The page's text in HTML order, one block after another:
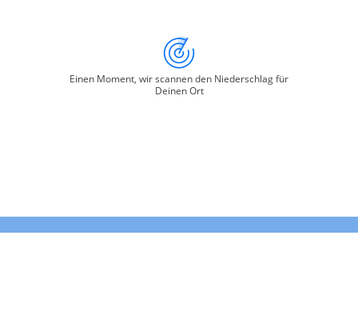
Einen Moment, wir scannen den Niederschlag für
Deinen Ort